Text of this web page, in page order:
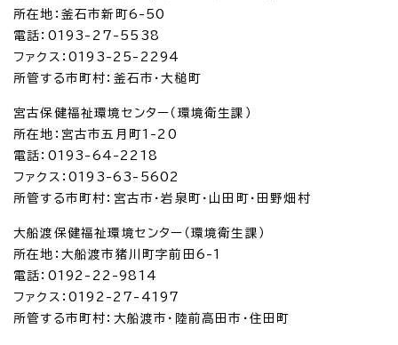
所在地：釜石市新町6-50
電話：0193-27-5538
ファクス：0193-25-2294
所管する市町村：釜石市・大槌町
宮古保健福祉環境センター（環境衛生課）
所在地：宮古市五月町1-20
電話：0193-64-2218
ファクス：0193-63-5602
所管する市町村：宮古市・岩泉町・山田町・田野畑村
大船渡保健福祉環境センター（環境衛生課）
所在地：大船渡市猪川町字前田6-1
電話：0192-22-9814
ファクス：0192-27-4197
所管する市町村：大船渡市・陸前高田市・住田町